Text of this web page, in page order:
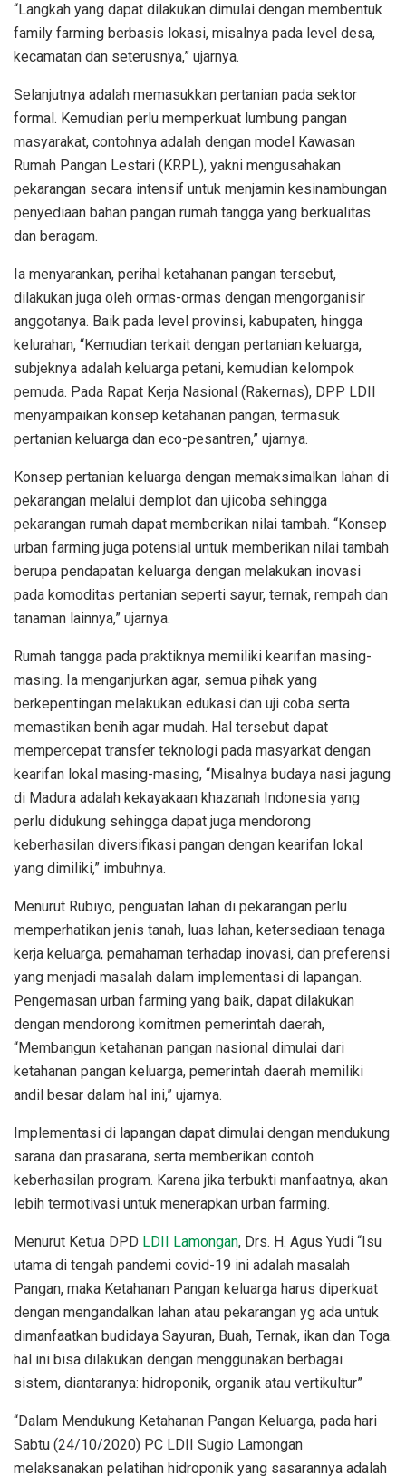
“Langkah yang dapat dilakukan dimulai dengan membentuk
family farming berbasis lokasi, misalnya pada level desa,
kecamatan dan seterusnya,” ujarnya.
Selanjutnya adalah memasukkan pertanian pada sektor
formal. Kemudian perlu memperkuat lumbung pangan
masyarakat, contohnya adalah dengan model Kawasan
Rumah Pangan Lestari (KRPL), yakni mengusahakan
pekarangan secara intensif untuk menjamin kesinambungan
penyediaan bahan pangan rumah tangga yang berkualitas
dan beragam.
Ia menyarankan, perihal ketahanan pangan tersebut,
dilakukan juga oleh ormas-ormas dengan mengorganisir
anggotanya. Baik pada level provinsi, kabupaten, hingga
kelurahan, “Kemudian terkait dengan pertanian keluarga,
subjeknya adalah keluarga petani, kemudian kelompok
pemuda. Pada Rapat Kerja Nasional (Rakernas), DPP LDII
menyampaikan konsep ketahanan pangan, termasuk
pertanian keluarga dan eco-pesantren,” ujarnya.
Konsep pertanian keluarga dengan memaksimalkan lahan di
pekarangan melalui demplot dan ujicoba sehingga
pekarangan rumah dapat memberikan nilai tambah. “Konsep
urban farming juga potensial untuk memberikan nilai tambah
berupa pendapatan keluarga dengan melakukan inovasi
pada komoditas pertanian seperti sayur, ternak, rempah dan
tanaman lainnya,” ujarnya.
Rumah tangga pada praktiknya memiliki kearifan masing-
masing. Ia menganjurkan agar, semua pihak yang
berkepentingan melakukan edukasi dan uji coba serta
memastikan benih agar mudah. Hal tersebut dapat
mempercepat transfer teknologi pada masyarkat dengan
kearifan lokal masing-masing, “Misalnya budaya nasi jagung
di Madura adalah kekayakaan khazanah Indonesia yang
perlu didukung sehingga dapat juga mendorong
keberhasilan diversifikasi pangan dengan kearifan lokal
yang dimiliki,” imbuhnya.
Menurut Rubiyo, penguatan lahan di pekarangan perlu
memperhatikan jenis tanah, luas lahan, ketersediaan tenaga
kerja keluarga, pemahaman terhadap inovasi, dan preferensi
yang menjadi masalah dalam implementasi di lapangan.
Pengemasan urban farming yang baik, dapat dilakukan
dengan mendorong komitmen pemerintah daerah,
“Membangun ketahanan pangan nasional dimulai dari
ketahanan pangan keluarga, pemerintah daerah memiliki
andil besar dalam hal ini,” ujarnya.
Implementasi di lapangan dapat dimulai dengan mendukung
sarana dan prasarana, serta memberikan contoh
keberhasilan program. Karena jika terbukti manfaatnya, akan
lebih termotivasi untuk menerapkan urban farming.
Menurut Ketua DPD LDII Lamongan, Drs. H. Agus Yudi “Isu
utama di tengah pandemi covid-19 ini adalah masalah
Pangan, maka Ketahanan Pangan keluarga harus diperkuat
dengan mengandalkan lahan atau pekarangan yg ada untuk
dimanfaatkan budidaya Sayuran, Buah, Ternak, ikan dan Toga.
hal ini bisa dilakukan dengan menggunakan berbagai
sistem, diantaranya: hidroponik, organik atau vertikultur”
“Dalam Mendukung Ketahanan Pangan Keluarga, pada hari
Sabtu (24/10/2020) PC LDII Sugio Lamongan
melaksanakan pelatihan hidroponik yang sasarannya adalah